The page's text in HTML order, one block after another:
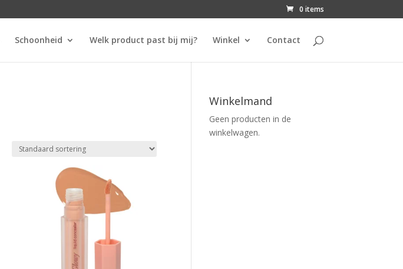
0 items
Schoonheid Welk product past bij mij? Winkel Contact
Winkelmand
Geen producten in de
winkelwagen.